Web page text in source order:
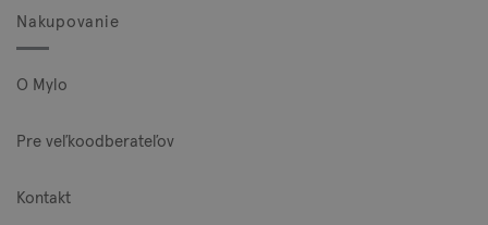
Nakupovanie
O Mylo
Pre veľkoodberateľov
Kontakt